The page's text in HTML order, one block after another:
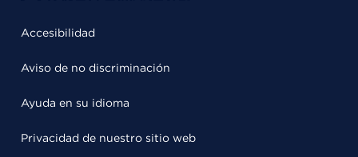
Accesibilidad
Aviso de no discriminación
Ayuda en su idioma
Privacidad de nuestro sitio web